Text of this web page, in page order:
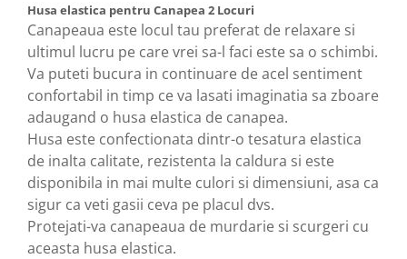
Husa elastica pentru Canapea 2 Locuri
Canapeaua este locul tau preferat de relaxare si
ultimul lucru pe care vrei sa-l faci este sa o schimbi.
Va puteti bucura in continuare de acel sentiment
confortabil in timp ce va lasati imaginatia sa zboare
adaugand o husa elastica de canapea.
Husa este confectionata dintr-o tesatura elastica
de inalta calitate, rezistenta la caldura si este
disponibila in mai multe culori si dimensiuni, asa ca
sigur ca veti gasii ceva pe placul dvs.
Protejati-va canapeaua de murdarie si scurgeri cu
aceasta husa elastica.